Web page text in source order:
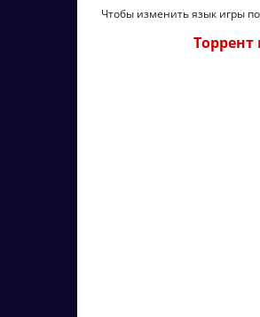
Чтобы изменить язык игры
Торрент